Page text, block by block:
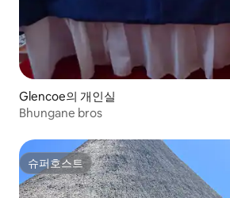
Glencoe의 개인실
Bhungane bros
슈퍼호스트
슈퍼호스트